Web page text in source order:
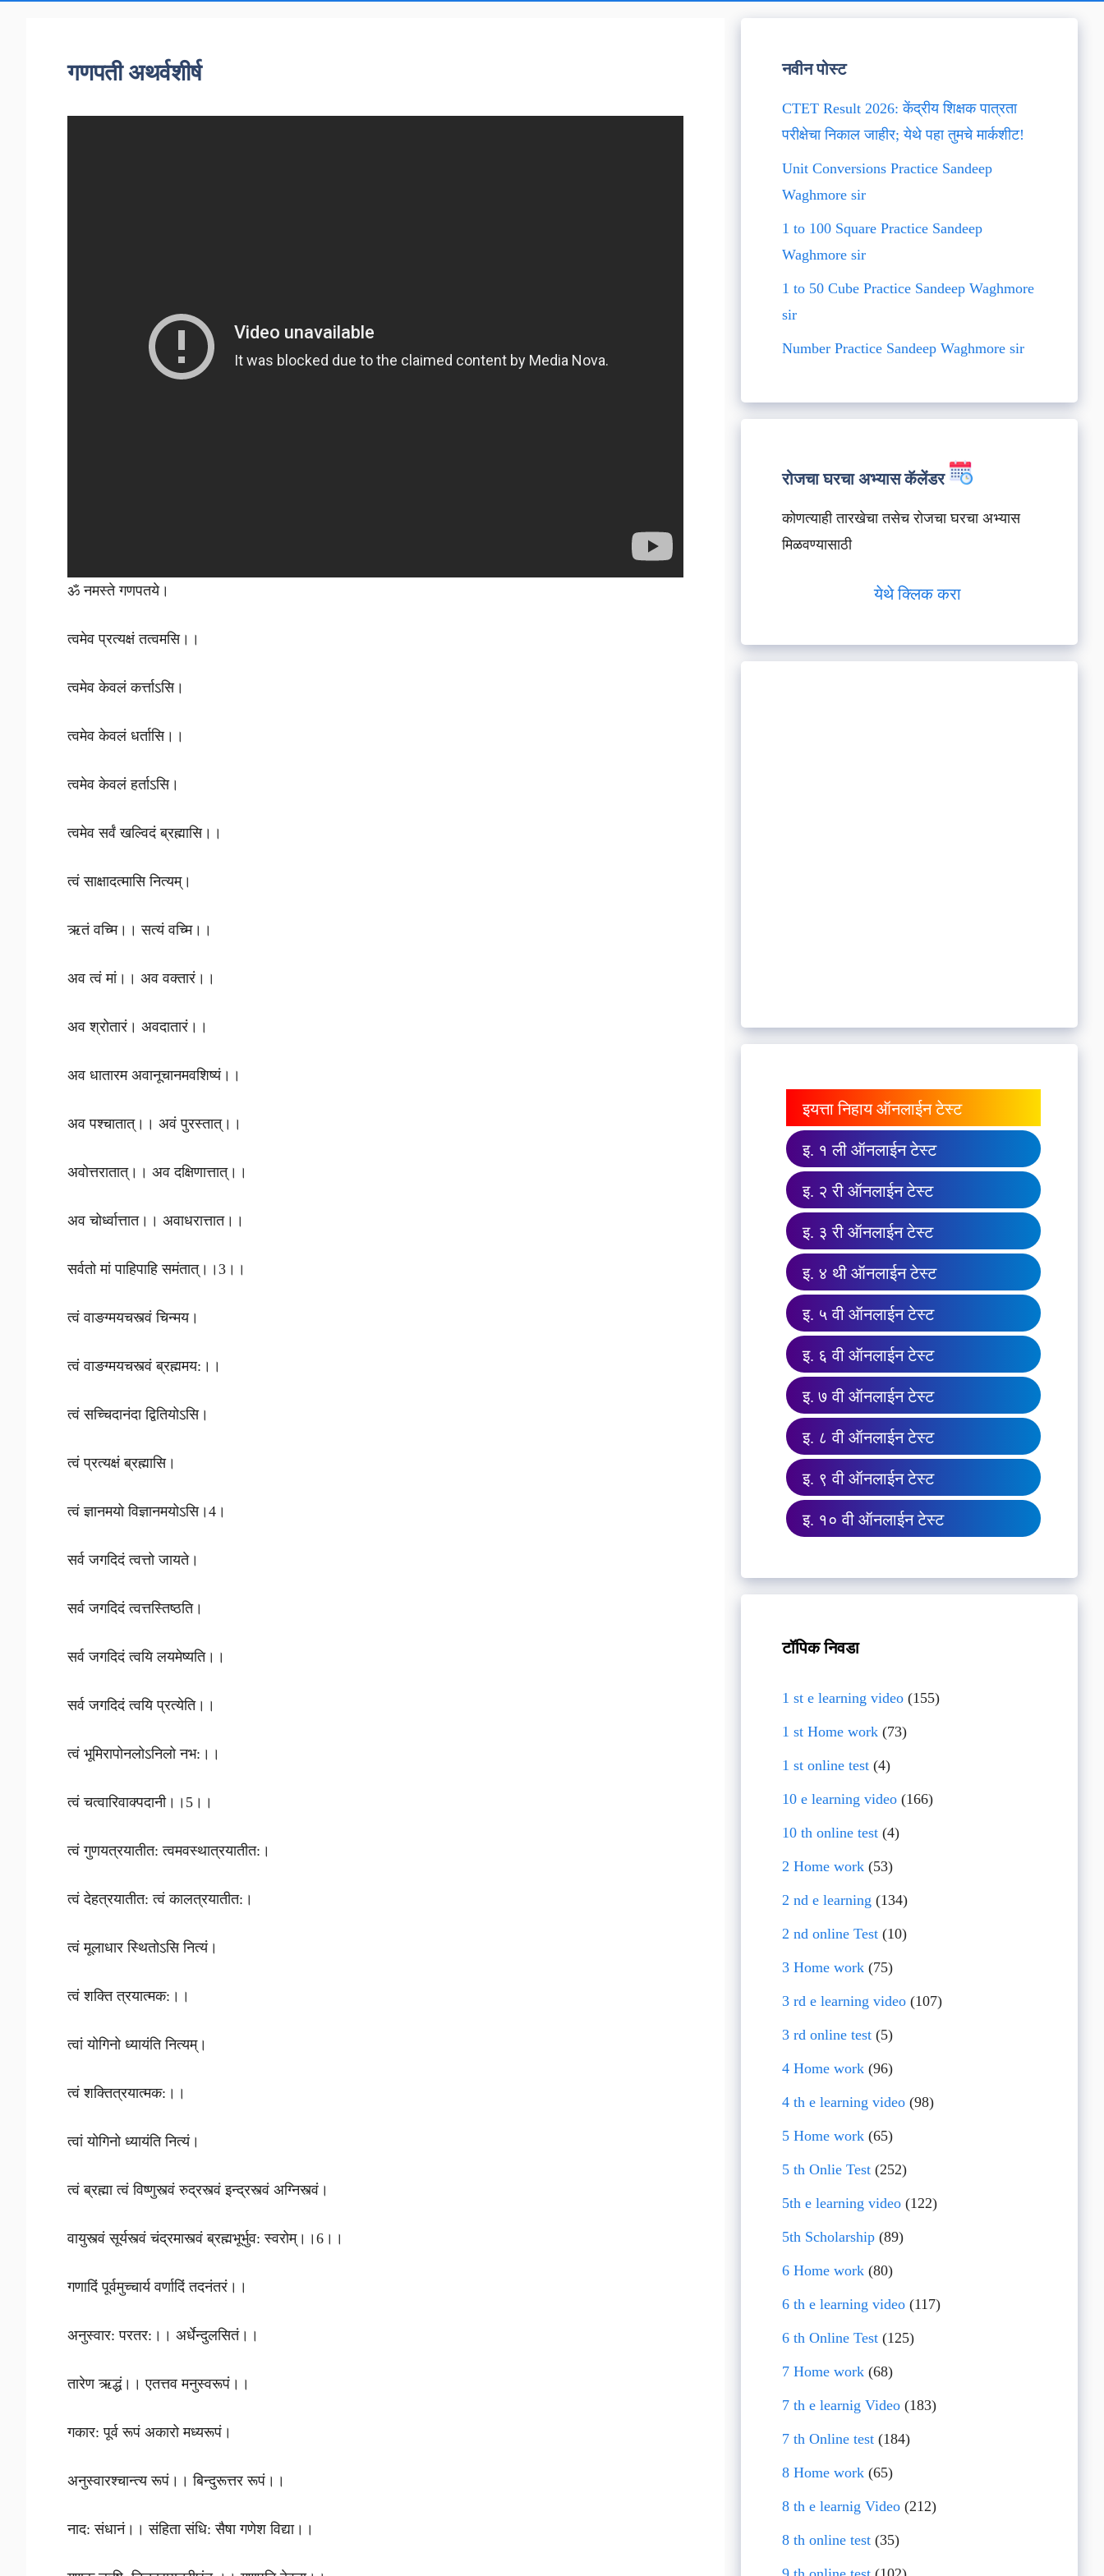
गणपती अथर्वशीर्ष
ॐ नमस्ते गणपतये।
त्वमेव प्रत्यक्षं तत्वमसि।।
त्वमेव केवलं कर्त्ताऽसि।
त्वमेव केवलं धर्तासि।।
त्वमेव केवलं हर्ताऽसि।
त्वमेव सर्वं खल्विदं ब्रह्मासि।।
त्वं साक्षादत्मासि नित्यम्।
ऋतं वच्मि।। सत्यं वच्मि।।
अव त्वं मां।। अव वक्तारं।।
अव श्रोतारं। अवदातारं।।
अव धातारम अवानूचानमवशिष्यं।।
अव पश्चातात्।। अवं पुरस्तात्।।
अवोत्तरातात्।। अव दक्षिणात्तात्।।
अव चोर्ध्वात्तात।। अवाधरात्तात।।
सर्वतो मां पाहिपाहि समंतात्।।3।।
त्वं वाङग्मयचस्त्वं चिन्मय।
त्वं वाङग्मयचस्त्वं ब्रह्ममय:।।
त्वं सच्चिदानंदा द्वितियोऽसि।
त्वं प्रत्यक्षं ब्रह्मासि।
त्वं ज्ञानमयो विज्ञानमयोऽसि।4।
सर्व जगदि‍दं त्वत्तो जायते।
सर्व जगदिदं त्वत्तस्तिष्ठति।
सर्व जगदिदं त्वयि लयमेष्यति।।
सर्व जगदिदं त्वयि प्रत्येति।।
त्वं भूमिरापोनलोऽनिलो नभ:।।
त्वं चत्वारिवाक्पदानी।।5।।
त्वं गुणयत्रयातीत: त्वमवस्थात्रयातीत:।
त्वं देहत्रयातीत: त्वं कालत्रयातीत:।
त्वं मूलाधार स्थितोऽसि नित्यं।
त्वं शक्ति त्रयात्मक:।।
त्वां योगिनो ध्यायंति नित्यम्।
त्वं शक्तित्रयात्मक:।।
त्वां योगिनो ध्यायंति नित्यं।
त्वं ब्रह्मा त्वं विष्णुस्त्वं रुद्रस्त्वं इन्द्रस्त्वं अग्निस्त्वं।
वायुस्त्वं सूर्यस्त्वं चंद्रमास्त्वं ब्रह्मभूर्भुव: स्वरोम्।।6।।
गणादिं पूर्वमुच्चार्य वर्णादिं तदनंतरं।।
अनुस्वार: परतर:।। अर्धेन्दुलसितं।।
तारेण ऋद्धं।। एतत्तव मनुस्वरूपं।।
गकार: पूर्व रूपं अकारो मध्यरूपं।
अनुस्वारश्चान्त्य रूपं।। बिन्दुरूत्तर रूपं।।
नाद: संधानं।। संहिता संधि: सैषा गणेश विद्या।।
नवीन पोस्ट
CTET Result 2026: केंद्रीय शिक्षक पात्रता
परीक्षेचा निकाल जाहीर; येथे पहा तुमचे मार्कशीट!
Unit Conversions Practice Sandeep
Waghmore sir
1 to 100 Square Practice Sandeep
Waghmore sir
1 to 50 Cube Practice Sandeep Waghmore
sir
Number Practice Sandeep Waghmore sir
रोजचा घरचा अभ्यास कॅलेंडर
कोणत्याही तारखेचा तसेच रोजचा घरचा अभ्यास
मिळवण्यासाठी
येथे क्लिक करा
इयत्ता निहाय ऑनलाईन टेस्ट
इ. १ ली ऑनलाईन टेस्ट
इ. २ री ऑनलाईन टेस्ट
इ. ३ री ऑनलाईन टेस्ट
इ. ४ थी ऑनलाईन टेस्ट
इ. ५ वी ऑनलाईन टेस्ट
इ. ६ वी ऑनलाईन टेस्ट
इ. ७ वी ऑनलाईन टेस्ट
इ. ८ वी ऑनलाईन टेस्ट
इ. ९ वी ऑनलाईन टेस्ट
इ. १० वी ऑनलाईन टेस्ट
टॉपिक निवडा
1 st e learning video(155)
1 st Home work(73)
1 st online test(4)
10 e learning video(166)
10 th online test(4)
2 Home work(53)
2 nd e learning (134)
2 nd online Test(10)
3 Home work(75)
3 rd e learning video(107)
3 rd online test(5)
4 Home work(96)
4 th e learning video(98)
5 Home work(65)
5 th Onlie Test(252)
5th e learning video(122)
5th Scholarship(89)
6 Home work(80)
6 th e learning video(117)
6 th Online Test(125)
7 Home work(68)
7 th e learnig Video(183)
7 th Online test(184)
8 Home work(65)
8 th e learnig Video(212)
8 th online test(35)